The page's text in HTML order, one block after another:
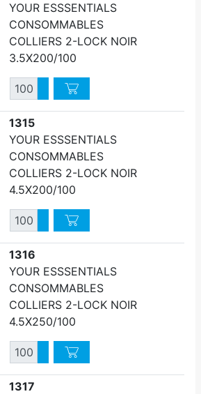
YOUR ESSSENTIALS
CONSOMMABLES
COLLIERS 2-LOCK NOIR
3.5X200/100
QuantitéAugmenter quantité
Diminuer quantité
1315
YOUR ESSSENTIALS
CONSOMMABLES
COLLIERS 2-LOCK NOIR
4.5X200/100
QuantitéAugmenter quantité
Diminuer quantité
1316
YOUR ESSSENTIALS
CONSOMMABLES
COLLIERS 2-LOCK NOIR
4.5X250/100
QuantitéAugmenter quantité
Diminuer quantité
1317